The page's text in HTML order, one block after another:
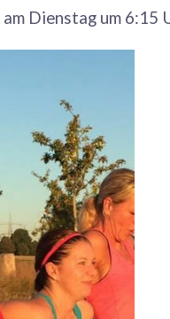
am Dienstag um